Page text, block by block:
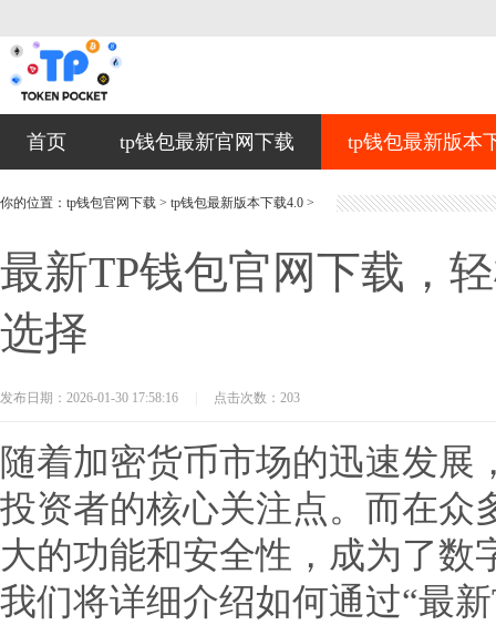
首页 tp钱包最新官网下载 tp钱包最新版本
你的位置： tp钱包官网下载 > tp钱包最新版本下载4.0 >
最新TP钱包官网下载，
选择
发布日期：2026-01-30 17:58:16 点击次数：203
随着加密货币市场的迅速发展
投资者的核心关注点。而在众
大的功能和安全性，成为了数
我们将详细介绍如何通过“最